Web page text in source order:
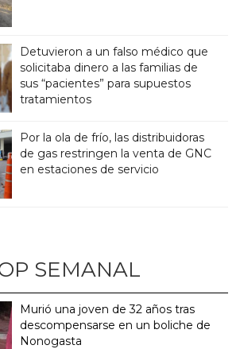
Detuvieron a un falso médico que
solicitaba dinero a las familias de
sus “pacientes” para supuestos
tratamientos
Por la ola de frío, las distribuidoras
de gas restringen la venta de GNC
en estaciones de servicio
SEMANAL
Murió una joven de 32 años tras
descompensarse en un boliche de
Nonogasta